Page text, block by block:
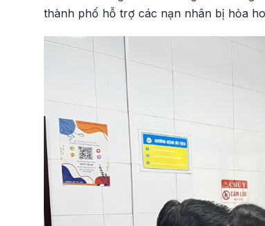
thành phố hỗ trợ các nạn nhân bị hỏa